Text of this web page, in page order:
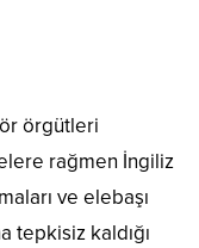
örgütleri
rağmen İngiliz
ve elebaşı
tepkisiz kaldığı